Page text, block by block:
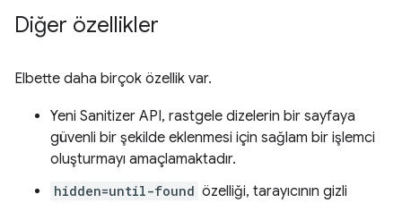
Diğer özellikler
Elbette daha birçok özellik var.
Yeni Sanitizer API, rastgele dizelerin bir sayfaya
güvenli bir şekilde eklenmesi için sağlam bir işlemci
oluşturmayı amaçlamaktadır.
hidden=until-found özelliği, tarayıcının gizli